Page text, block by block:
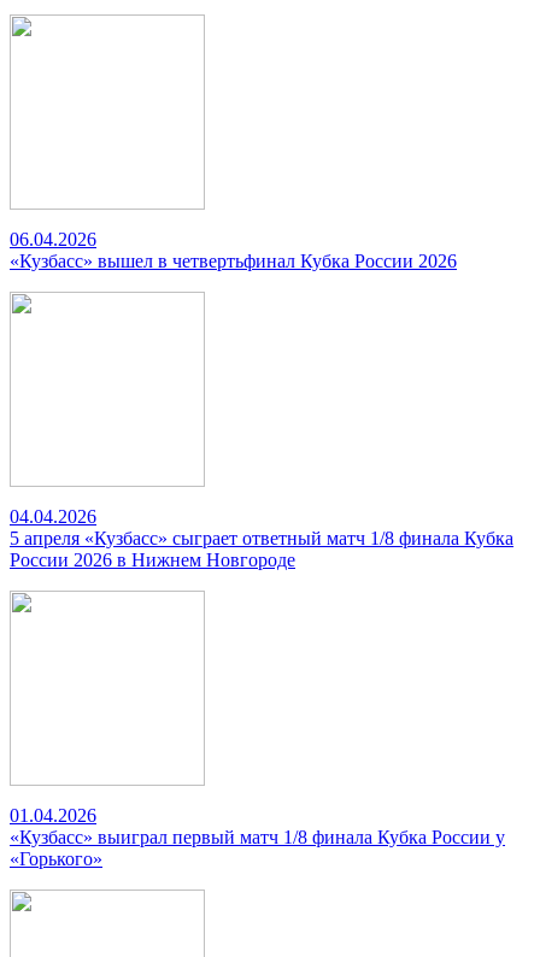
06.04.2026
«Кузбасс» вышел в четвертьфинал Кубка России 2026
04.04.2026
5 апреля «Кузбасс» сыграет ответный матч 1/8 финала Кубка
России 2026 в Нижнем Новгороде
01.04.2026
«Кузбасс» выиграл первый матч 1/8 финала Кубка России у
«Горького»